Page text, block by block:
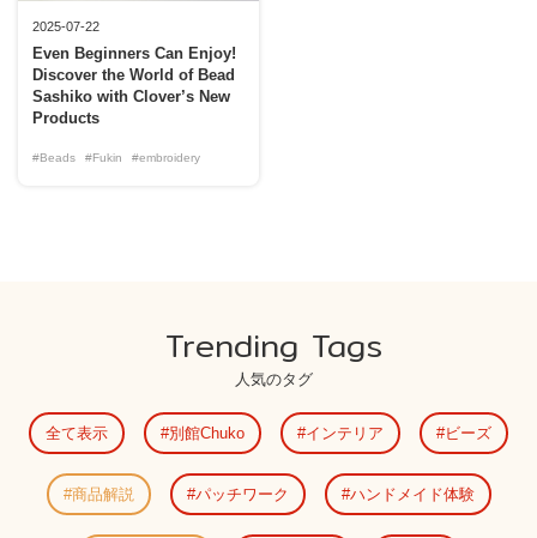
2025-07-22
Even Beginners Can Enjoy!
Discover the World of Bead
Sashiko with Clover’s New
Products
#Beads #Fukin #embroidery
Trending Tags
人気のタグ
全て表示 別館Chuko インテリア ビーズ
商品解説 パッチワーク ハンドメイド体験